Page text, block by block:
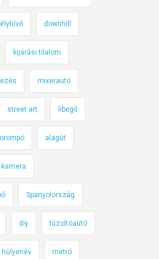
downhill
kijárási tilalom
mixerautó
street art libegő
alagút
Spanyolország
diy tűzoltóautó
hülyenév metró